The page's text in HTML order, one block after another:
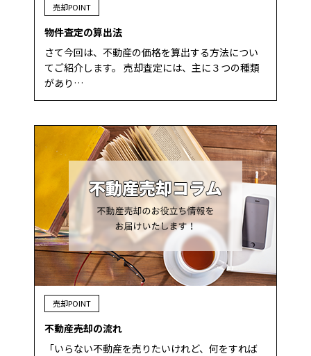
売却POINT
物件査定の算出法
さて今回は、不動産の価格を算出する方法につい
てご紹介します。 売却査定には、主に３つの種類
があり…
売却POINT
不動産売却の流れ
「いらない不動産を売りたいけれど、何をすれば